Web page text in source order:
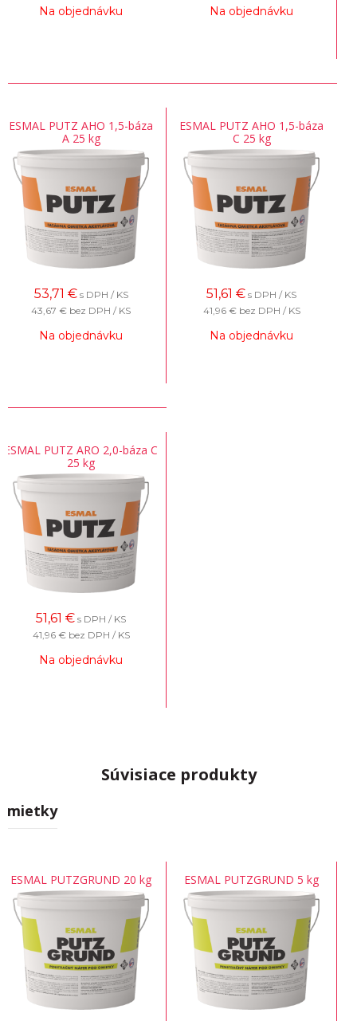
Na objednávku Na objednávku
ESMAL PUTZ AHO 1,5-báza
A 25 kg
53,71 € s DPH / KS
43,67 € bez DPH / KS
Na objednávku
ESMAL PUTZ AHO 1,5-báza
C 25 kg
51,61 € s DPH / KS
41,96 € bez DPH / KS
Na objednávku
ESMAL PUTZ ARO 2,0-báza C
25 kg
51,61 € s DPH / KS
41,96 € bez DPH / KS
Na objednávku
Súvisiace produkty
ESMAL PUTZGRUND 20 kg ESMAL PUTZGRUND 5 kg